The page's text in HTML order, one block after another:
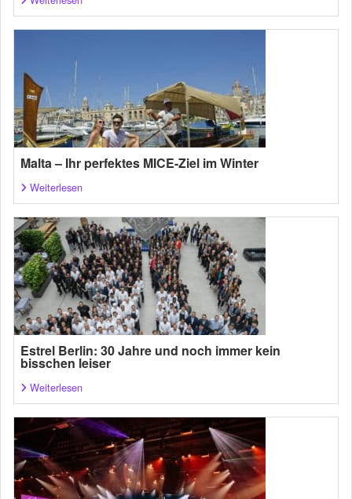
Malta – Ihr perfektes MICE-Ziel im Winter
Weiterlesen
Estrel Berlin: 30 Jahre und noch immer kein
bisschen leiser
Weiterlesen